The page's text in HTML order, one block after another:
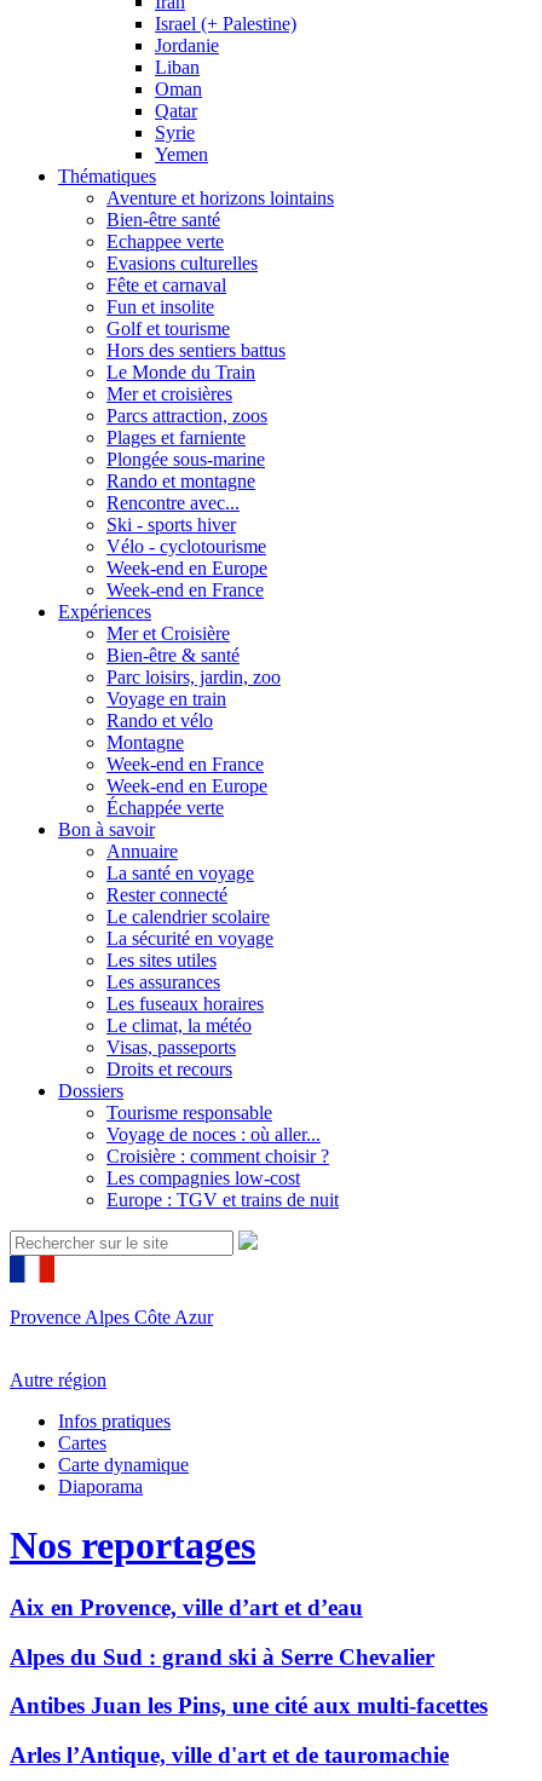
Israel (+ Palestine)
Jordanie
Liban
Oman
Qatar
Syrie
Yemen
Thématiques
Aventure et horizons lointains
Bien-être santé
Echappee verte
Evasions culturelles
Fête et carnaval
Fun et insolite
Golf et tourisme
Hors des sentiers battus
Le Monde du Train
Mer et croisières
Parcs attraction, zoos
Plages et farniente
Plongée sous-marine
Rando et montagne
Rencontre avec...
Ski - sports hiver
Vélo - cyclotourisme
Week-end en Europe
Week-end en France
Expériences
Mer et Croisière
Bien-être & santé
Parc loisirs, jardin, zoo
Voyage en train
Rando et vélo
Montagne
Week-end en France
Week-end en Europe
Échappée verte
Bon à savoir
Annuaire
La santé en voyage
Rester connecté
Le calendrier scolaire
La sécurité en voyage
Les sites utiles
Les assurances
Les fuseaux horaires
Le climat, la météo
Visas, passeports
Droits et recours
Dossiers
Tourisme responsable
Voyage de noces : où aller...
Croisière : comment choisir ?
Les compagnies low-cost
Europe : TGV et trains de nuit
Provence Alpes Côte Azur
Autre région
Infos pratiques
Cartes
Carte dynamique
Diaporama
Nos reportages
Aix en Provence, ville d’art et d’eau
Alpes du Sud : grand ski à Serre Chevalier
Antibes Juan les Pins, une cité aux multi-facettes
Arles l’Antique, ville d'art et de tauromachie